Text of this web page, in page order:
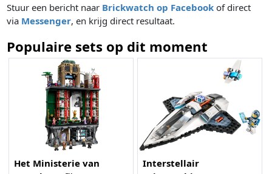
Stuur een bericht naar Brickwatch op Facebook of direct
via Messenger, en krijg direct resultaat.
Populaire sets op dit moment
Het Ministerie van
Interstellair